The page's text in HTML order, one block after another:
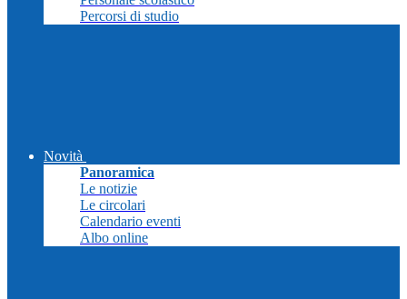
Percorsi di studio
Novità
Panoramica
Le notizie
Le circolari
Calendario eventi
Albo online